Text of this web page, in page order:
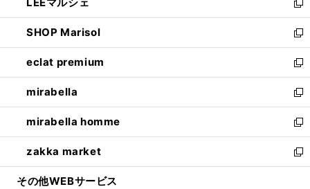
く
で
開
く
ド
ウ
で
開
く
ィ
ン
ド
ウ
で
開
く
い
ウ
ィ
ン
ド
ウ
で
開
く
LEEマルシェ
新
し
い
ウ
ィ
ン
ド
ウ
で
開
く
SHOP Marisol
新
し
い
ウ
ィ
ン
ド
ウ
で
開
eclat premium
新
し
い
ウ
ィ
ン
ド
ウ
mirabella
新
し
い
ウ
ィ
ン
mirabella homme
新
し
い
ウ
zakka market
新
し
その他WEBサービス